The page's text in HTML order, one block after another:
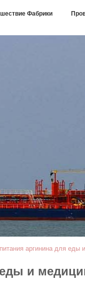
Фабрики
аргинина для еды
и